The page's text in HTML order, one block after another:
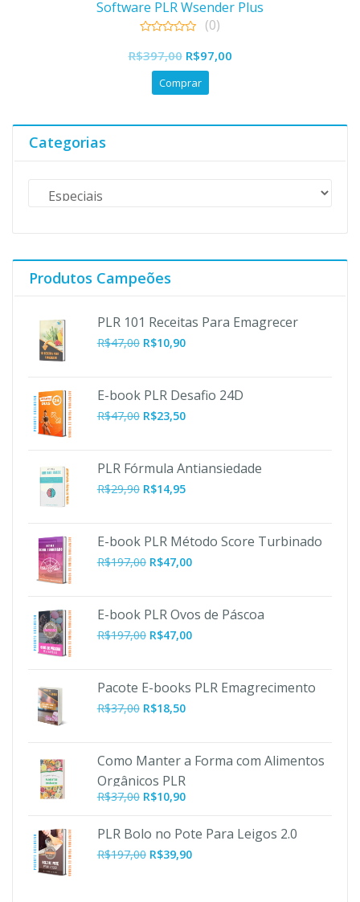
Software PLR Wsender Plus
out
of
(0)
R$397,00 O
preço
original
R$97,00O
Comprar
Categorias
Produtos Campeões
PLR 101 Receitas Para Emagrecer
R$47,00 O
era:
R$47,00.
R$10,90O
é:
R$10,90.
E-book PLR Desafio 24D
R$47,00 R$23,50
PLR Fórmula Antiansiedade
R$29,90 R$14,95
E-book PLR Método Score Turbinado
R$197,00 O
era:
R$197,00.
R$47,00O
é:
R$47,00.
E-book PLR Ovos de Páscoa
R$197,00 O
era:
R$197,00.
R$47,00O
é:
Pacote E-books PLR Emagrecimento
R$37,00 R$18,50
Como Manter a Forma com Alimentos
Orgânicos PLR
R$37,00 O
original
era:
R$37,00.
R$10,90O
atual
é:
PLR Bolo no Pote Para Leigos 2.0
R$197,00 O
R$39,90O